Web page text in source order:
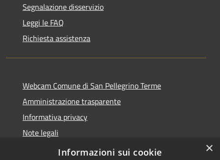
Segnalazione disservizio
Leggi le FAQ
Richiesta assistenza
Webcam Comune di San Pellegrino Terme
Amministrazione trasparente
Informativa privacy
Note legali
Dichiarazione di accessibilità
×
Informazioni sui cookie